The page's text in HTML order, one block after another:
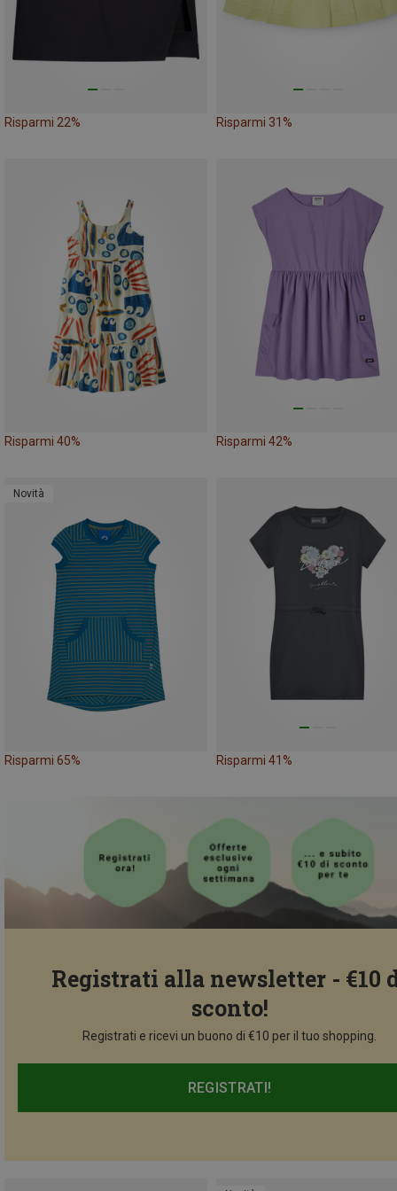
Risparmi 22% Risparmi 31%
Risparmi 40% Risparmi 42%
Novità
Risparmi 65% Risparmi 41%
Registrati alla newsletter - €10
sconto!
Registrati e ricevi un buono di €10 per il tuo shopping.
REGISTRATI!